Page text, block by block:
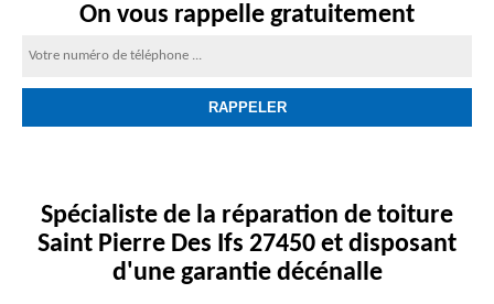
On vous rappelle gratuitement
Spécialiste de la réparation de toiture
Saint Pierre Des Ifs 27450 et disposant
d'une garantie décénalle